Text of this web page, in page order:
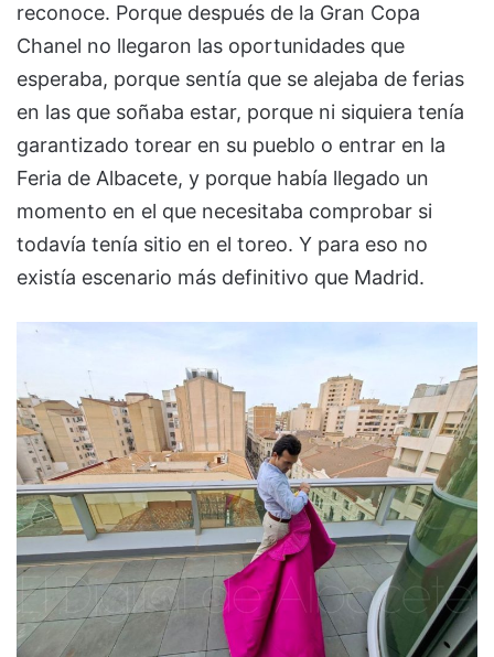
reconoce. Porque después de la Gran Copa
Chanel no llegaron las oportunidades que
esperaba, porque sentía que se alejaba de ferias
en las que soñaba estar, porque ni siquiera tenía
garantizado torear en su pueblo o entrar en la
Feria de Albacete, y porque había llegado un
momento en el que necesitaba comprobar si
todavía tenía sitio en el toreo. Y para eso no
existía escenario más definitivo que Madrid.